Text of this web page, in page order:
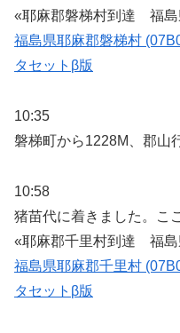
«耶麻郡磐梯村到達 福島
福島県耶麻郡磐梯村
タセットβ版
10:35
磐梯町から1228M、郡山
10:58
猪苗代に着きました。こ
«耶麻郡千里村到達 福島
福島県耶麻郡千里村
タセットβ版